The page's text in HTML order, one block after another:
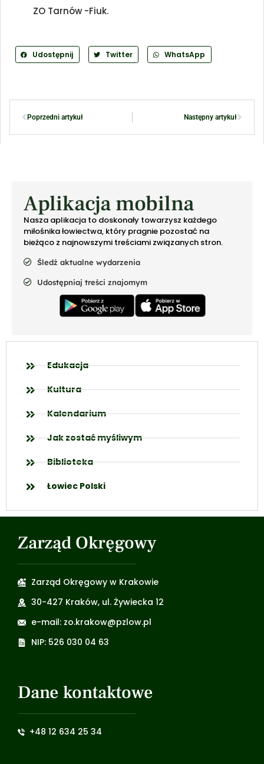
ZO Tarnów -Fiuk.
Udostępnij Twitter WhatsApp
Poprzedni artykuł Następny artykuł
Aplikacja mobilna
Nasza aplikacja to doskonały towarzysz każdego
miłośnika łowiectwa, który pragnie pozostać na
bieżąco z najnowszymi treściami związanych stron.
Śledź aktualne wydarzenia
Udostępniaj treści znajomym
Edukacja
Kultura
Kalendarium
Jak zostać myśliwym
Biblioteka
Łowiec Polski
Zarząd Okręgowy
Zarząd Okręgowy w Krakowie
30-427 Kraków, ul. Żywiecka 12
e-mail: zo.krakow@pzlow.pl
NIP: 526 030 04 63
Dane kontaktowe
+48 12 634 25 34